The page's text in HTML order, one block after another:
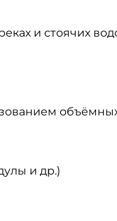
и стоячих
и др.)